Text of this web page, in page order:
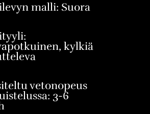
malli: Suora
kylkiä
vetonopeus
3-6